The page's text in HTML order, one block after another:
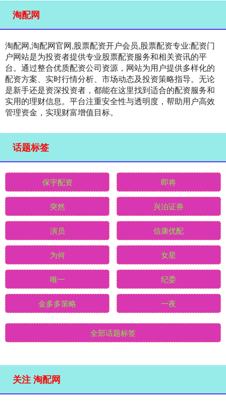
淘配网
淘配网,淘配网官网,股票配资开户会员,股票配资专业:配资门
户网站是为投资者提供专业股票配资服务和相关资讯的平
台。通过整合优质配资公司资源，网站为用户提供多样化的
配资方案、实时行情分析、市场动态及投资策略指导。无论
是新手还是资深投资者，都能在这里找到适合的配资服务和
实用的理财信息。平台注重安全性与透明度，帮助用户高效
管理资金，实现财富增值目标。
话题标签
保宇配资 即将
突然 兴泊证券
演员 信康优配
为何 女星
唯一 纪委
金多多策略 一夜
全部话题标签
关注 淘配网